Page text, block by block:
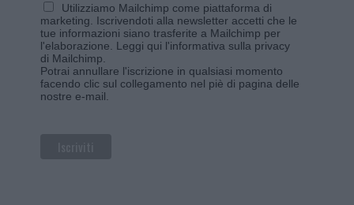
Utilizziamo Mailchimp come piattaforma di
marketing. Iscrivendoti alla newsletter accetti che le
tue informazioni siano trasferite a Mailchimp per
l'elaborazione. Leggi qui l'informativa sulla privacy
di Mailchimp
Potrai annullare l'iscrizione in qualsiasi momento
facendo clic sul collegamento nel piè di pagina delle
nostre e-mail.